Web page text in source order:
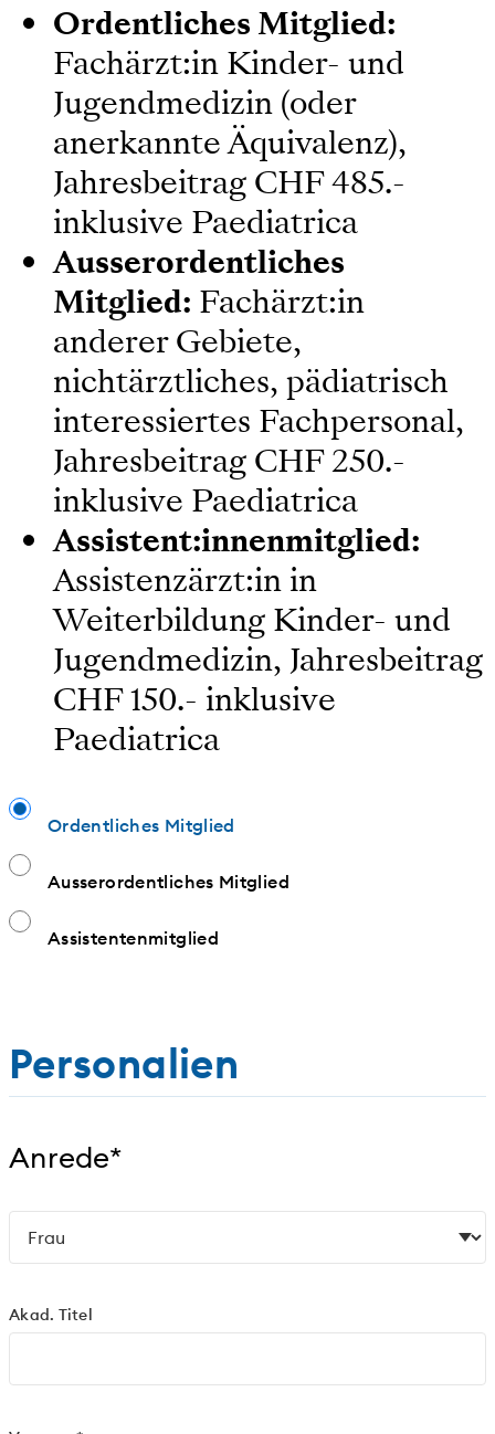
Ordentliches Mitglied:
Fachärzt:in Kinder- und
Jugendmedizin (oder
anerkannte Äquivalenz),
Jahresbeitrag CHF 485.-
inklusive Paediatrica
Ausserordentliches
Mitglied: Fachärzt:in
anderer Gebiete,
nichtärztliches, pädiatrisch
interessiertes Fachpersonal,
Jahresbeitrag CHF 250.-
inklusive Paediatrica
Assistent:innenmitglied:
Assistenzärzt:in in
Weiterbildung Kinder- und
Jugendmedizin, Jahresbeitrag
CHF 150.- inklusive
Paediatrica
Ordentliches Mitglied
Ausserordentliches Mitglied
Assistentenmitglied
Personalien
Anrede*
Akad. Titel